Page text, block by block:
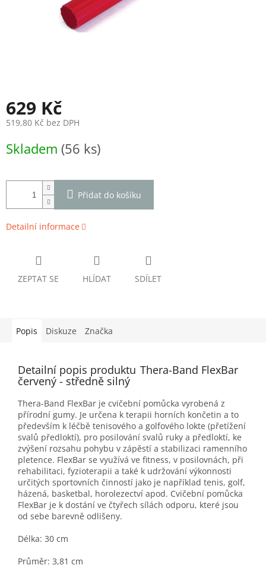
629 Kč
519,80 Kč bez DPH
cena:
Skladem (56 ks)
Přidat do košíku
Detailní informace
ZEPTAT SE HLÍDAT SDÍLET
Popis Diskuze Značka
Detailní popis produktu Thera-Band FlexBar
červený - středně silný
Thera-Band FlexBar je cvičební pomůcka vyrobená z
přírodní gumy. Je určena k terapii horních končetin a to
především k léčbě tenisového a golfového lokte (přetížení
svalů předloktí), pro posilování svalů ruky a předloktí, ke
zvýšení rozsahu pohybu v zápěstí a stabilizaci ramenního
pletence. FlexBar se využívá ve fitness, v posilovnách, při
rehabilitaci, fyzioterapii a také k udržování výkonnosti
určitých sportovních činností jako je například tenis, golf,
házená, basketbal, horolezectví apod. Cvičební pomůcka
FlexBar je k dostání ve čtyřech sílách odporu, které jsou
od sebe barevně odlišeny.
Délka: 30 cm
Průměr: 3,81 cm